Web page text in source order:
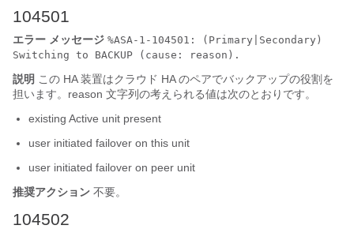
104501
エラー メッセージ %ASA-1-104501: (Primary|Secondary)
Switching to BACKUP (cause: reason).
説明 この HA 装置はクラウド HA のペアでバックアップの役割を
担います。reason 文字列の考えられる値は次のとおりです。
existing Active unit present
user initiated failover on this unit
user initiated failover on peer unit
推奨アクション 不要。
104502